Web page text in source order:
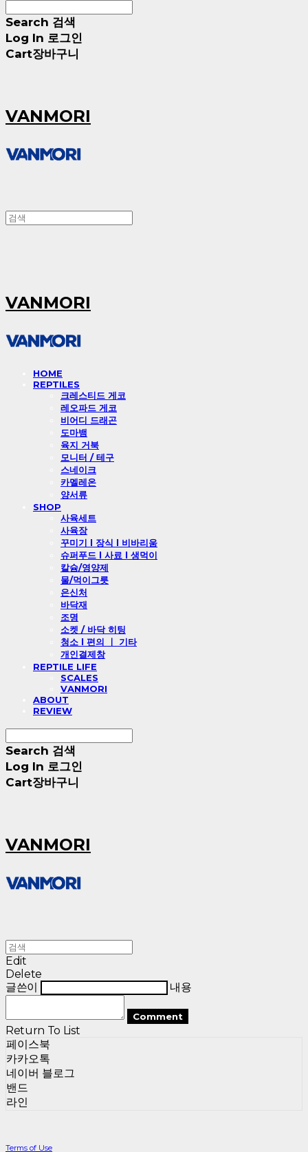
Search 검색
Log In 로그인
Cart장바구니
VANMORI
VANMORI
HOME
REPTILES
크레스티드 게코
레오파드 게코
비어디 드래곤
도마뱀
육지 거북
모니터 / 테구
스네이크
카멜레온
양서류
SHOP
사육세트
사육장
꾸미기 l 장식 l 비바리움
슈퍼푸드 l 사료 l 생먹이
칼슘/영양제
물/먹이그릇
은신처
바닥재
조명
소켓 / 바닥 히팅
청소 l 편의 ㅣ 기타
개인결제창
REPTILE LIFE
SCALES
VANMORI
ABOUT
REVIEW
Search 검색
Log In 로그인
Cart장바구니
VANMORI
Edit
Delete
글쓴이
내용
Comment
Return To List
페이스북
카카오톡
네이버 블로그
밴드
라인
Terms of Use